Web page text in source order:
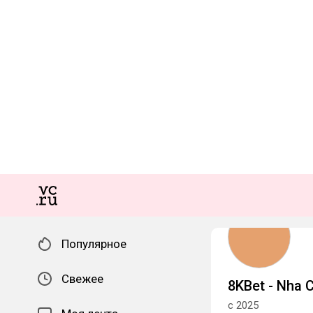
Популярное
Свежее 8KBet - Nha
с 2025